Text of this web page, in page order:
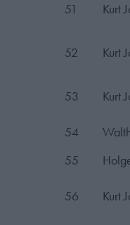
51 Kurt
52 Kurt
53 Kurt
54
55
56 Kurt